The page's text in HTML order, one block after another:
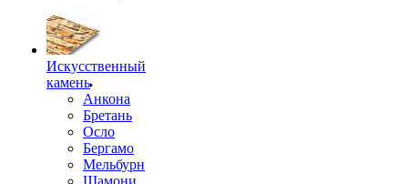
Искусственный
камень
Анкона
Бретань
Осло
Бергамо
Мельбурн
Шамони